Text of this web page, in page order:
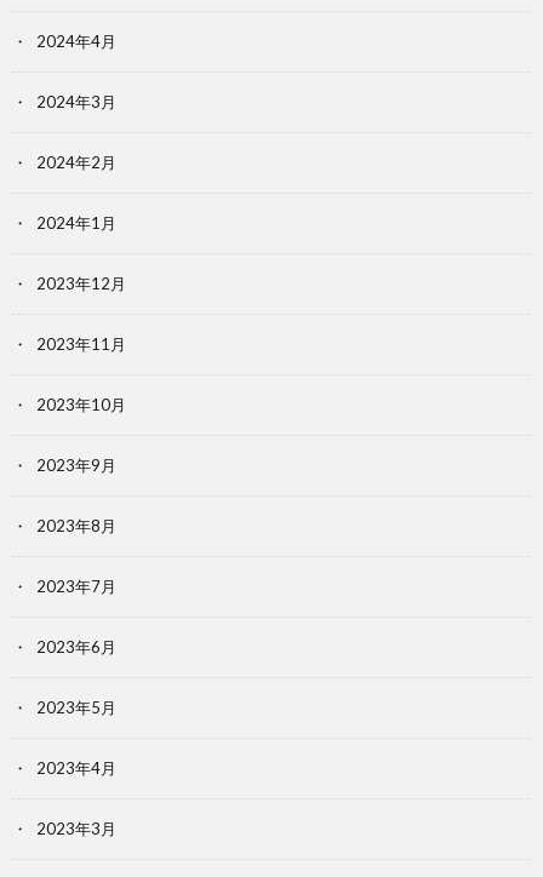
2024年4月
2024年3月
2024年2月
2024年1月
2023年12月
2023年11月
2023年10月
2023年9月
2023年8月
2023年7月
2023年6月
2023年5月
2023年4月
2023年3月